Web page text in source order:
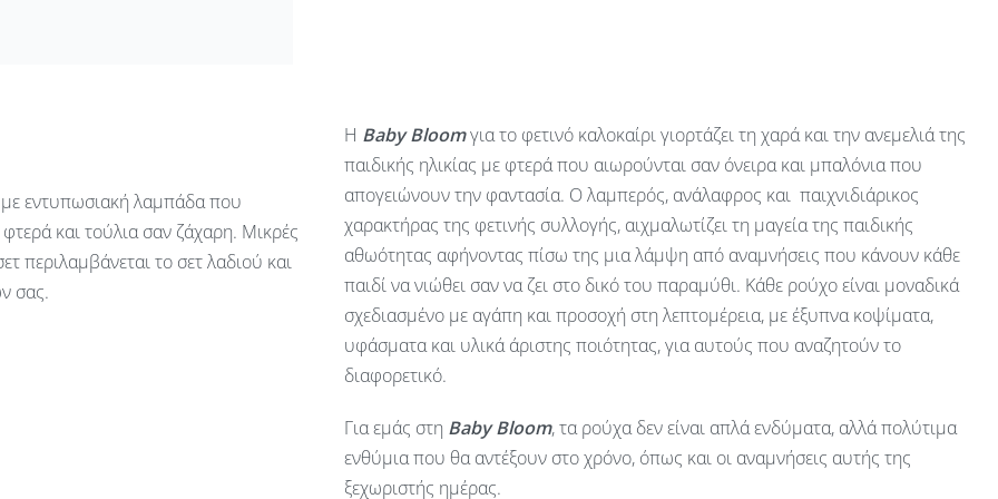
με εντυπωσιακή λαμπάδα που
και τούλια σαν ζάχαρη. Μικρές
περιλαμβάνεται το σετ λαδιού και
σας.
Η Baby Bloomγια το φετινό καλοκαίρι γιορτάζει τη χαρά και την ανεμελιά της
παιδικής ηλικίας με φτερά που αιωρούνται σαν όνειρα και μπαλόνια που
απογειώνουν την φαντασία. Ο λαμπερός, ανάλαφρος και παιχνιδιάρικος
χαρακτήρας της φετινής συλλογής, αιχμαλωτίζει τη μαγεία της παιδικής
αθωότητας αφήνοντας πίσω της μια λάμψη από αναμνήσεις που κάνουν κάθε
παιδί να νιώθει σαν να ζει στο δικό του παραμύθι. Κάθε ρούχο είναι μοναδικά
σχεδιασμένο με αγάπη και προσοχή στη λεπτομέρεια, με έξυπνα κοψίματα,
υφάσματα και υλικά άριστης ποιότητας, για αυτούς που αναζητούν το
διαφορετικό.
Για εμάς στη Baby Bloom, τα ρούχα δεν είναι απλά ενδύματα, αλλά πολύτιμα
ενθύμια που θα αντέξουν στο χρόνο, όπως και οι αναμνήσεις αυτής της
ξεχωριστής ημέρας.